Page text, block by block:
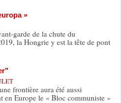
»
garde de la chute du
la Hongrie y est la tête de pont
frontière aura été aussi
en Europe le « Bloc communiste »